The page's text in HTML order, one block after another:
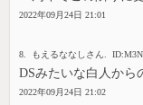
2022年09月24日 21:01
8. もえるななしさん.
DSみたいな白人から
2022年09月24日 21:02